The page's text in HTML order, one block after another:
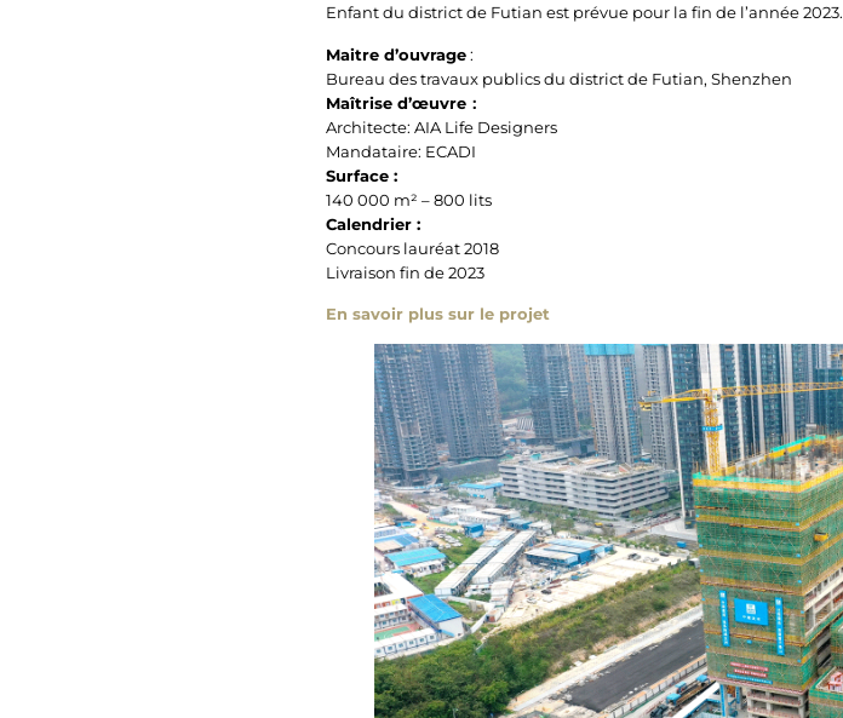
Enfant du district de Futian est prévue pour la fin de l’année 2023.
Maitre d’ouvrage:
Bureau des travaux publics du district de Futian, Shenzhen
Maîtrise d’œuvre：
Architecte: AIA Life Designers
Mandataire: ECADI
Surface :
140 000 m² – 800 lits
Calendrier :
Concours lauréat 2018
Livraison fin de 2023
En savoir plus sur le projet